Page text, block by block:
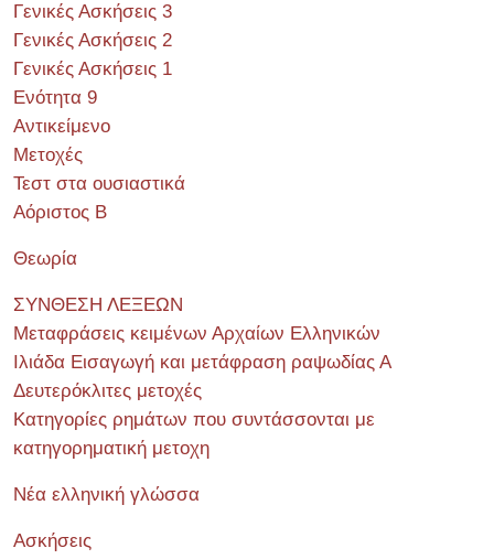
Γενικές Ασκήσεις 3
Γενικές Ασκήσεις 2
Γενικές Ασκήσεις 1
Ενότητα 9
Αντικείμενο
Μετοχές
Τεστ στα ουσιαστικά
Αόριστος Β
Θεωρία
ΣΥΝΘΕΣΗ ΛΕΞΕΩΝ
Μεταφράσεις κειμένων Αρχαίων Ελληνικών
Ιλιάδα Εισαγωγή και μετάφραση ραψωδίας Α
Δευτερόκλιτες μετοχές
Κατηγορίες ρημάτων που συντάσσονται με
κατηγορηματική μετοχη
Νέα ελληνική γλώσσα
Ασκήσεις